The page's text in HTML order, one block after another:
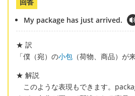
回答
My package has just arrived.
★ 訳
「僕（宛）の小包 （荷物、商品）が
★ 解説
このような表現もできます。